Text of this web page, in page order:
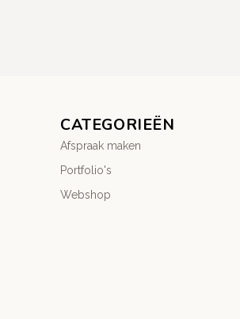
CATEGORIEËN
Afspraak maken
Portfolio's
Webshop